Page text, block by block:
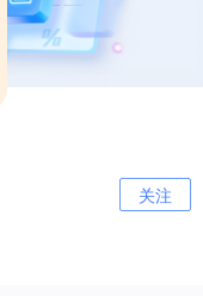
关注